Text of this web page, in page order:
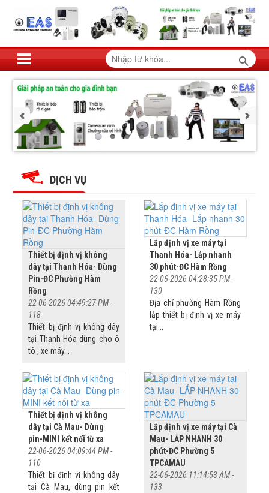
THUẬN
PHÁT
JSC
THUẬN
PHÁT
JSC
THUẬN
PHÁT
JSC
THUẬN
PHÁT
JSC
THUẬN
JSC
THUẬN
JSC
DỊCH VỤ
Thiết bị định vị không
dây tại Thanh Hóa- Dùng
Pin-ĐC Phường Hàm
Rồng
22-06-2026 04:49:27 PM -
118
Thiết bị định vị không dây
tại Thanh Hóa dùng cho ô
tô , xe máy...
Lắp định vị xe máy tại
Thanh Hóa- Lắp nhanh
30 phút-ĐC Hàm Rồng
22-06-2026 04:28:35 PM -
130
Địa chỉ phường Hàm Rồng
lắp thiết bị định vị xe máy
tại...
Thiết bị định vị không
dây tại Cà Mau- Dùng
pin-MINI kết nối từ xa
22-06-2026 04:09:44 PM -
110
Thiết bị định vị không dây
tại Cà Mau, dùng pin kết
Lắp định vị xe máy tại Cà
Mau- LẮP NHANH 30
phút-ĐC Phường 5
TPCAMAU
22-06-2026 11:14:53 AM -
133